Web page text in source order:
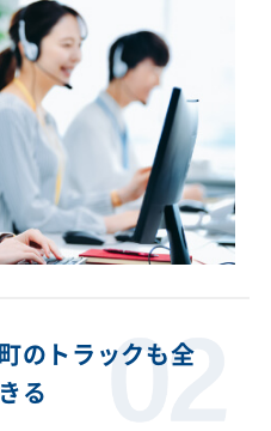
のトラックも全
る